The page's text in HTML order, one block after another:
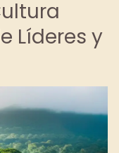
Líderes y